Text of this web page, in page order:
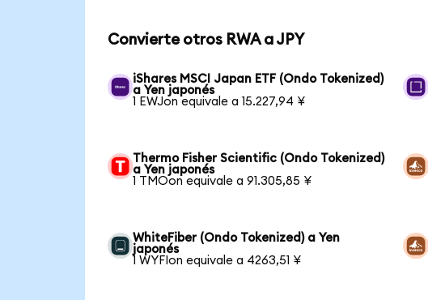
Convierte otros RWA a JPY
iShares MSCI Japan ETF (Ondo Tokenized)
a Yen japonés
1 EWJon equivale a 15.227,94 ¥
Thermo Fisher Scientific (Ondo Tokenized)
a Yen japonés
1 TMOon equivale a 91.305,85 ¥
WhiteFiber (Ondo Tokenized) a Yen
japonés
1 WYFIon equivale a 4263,51 ¥